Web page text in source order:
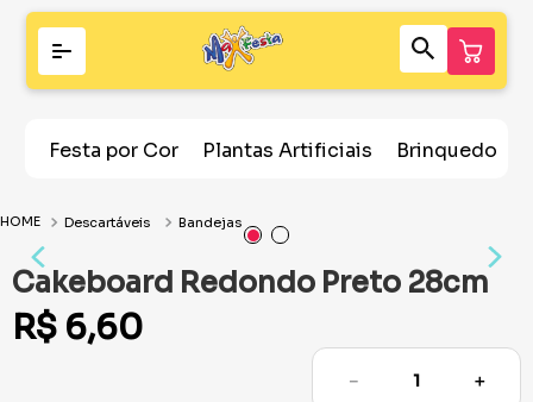
Festa por Cor Plantas Artificiais Brinquedos
Descartáveis Bandejas
Cakeboard Redondo Preto 28cm
R$ 6,60
＋
－